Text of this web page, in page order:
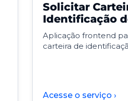
Solicitar
Identificação
Aplicação frontend
carteira de
Acesse o serviço ›